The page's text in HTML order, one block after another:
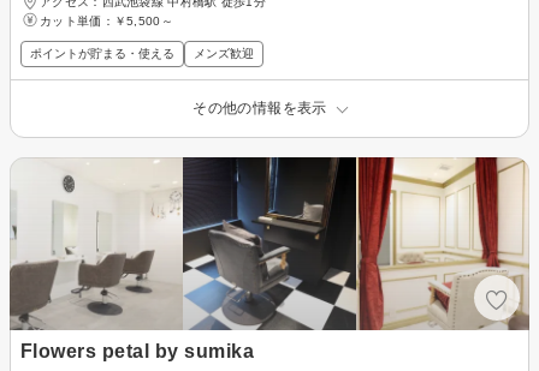
カット単価： ￥5,500～
ポイントが貯まる・使える メンズ歓迎
その他の情報を表示
Flowers petal by sumika